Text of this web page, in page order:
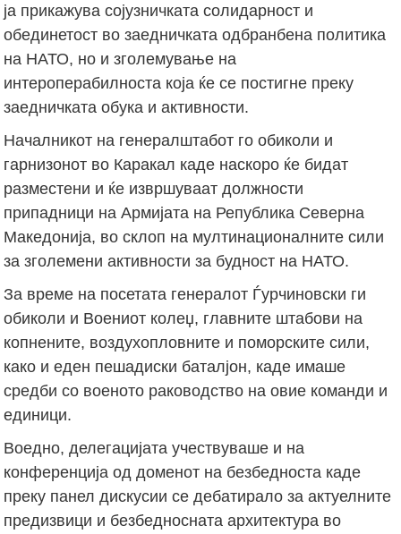
ја прикажува сојузничката солидарност и
обединетост во заедничката одбранбена политика
на НАТО, но и зголемување на
интероперабилноста која ќе се постигне преку
заедничката обука и активности.
Началникот на генералштабот го обиколи и
гарнизонот во Каракал каде наскоро ќе бидат
разместени и ќе извршуваат должности
припадници на Армијата на Република Северна
Македонија, во склоп на мултинационалните сили
за зголемени активности за будност на НАТО.
За време на посетата генералот Ѓурчиновски ги
обиколи и Воениот колеџ, главните штабови на
копнените, воздухопловните и поморските сили,
како и еден пешадиски баталјон, каде имаше
средби со военото раководство на овие команди и
единици.
Воедно, делегацијата учествуваше и на
конференција од доменот на безбедноста каде
преку панел дискусии се дебатирало за актуелните
предизвици и безбедносната архитектура во